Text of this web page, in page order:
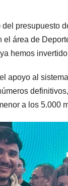
presupuesto
el área de
hemos
apoyo al
a los 5.000